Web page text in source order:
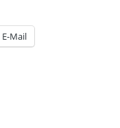
E-Mail